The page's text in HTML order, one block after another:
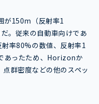
が150m（反射率1
。従来の自動車向けであ
率80%の数値、反射率1
あったため、Horizonか
群密度などの他のスペッ